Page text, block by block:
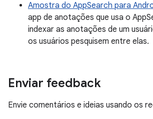
Amostra do AppSearch para
app de anotações que usa o
indexar as anotações de um
os usuários pesquisem entre elas.
Enviar feedback
Envie comentários e ideias usando os